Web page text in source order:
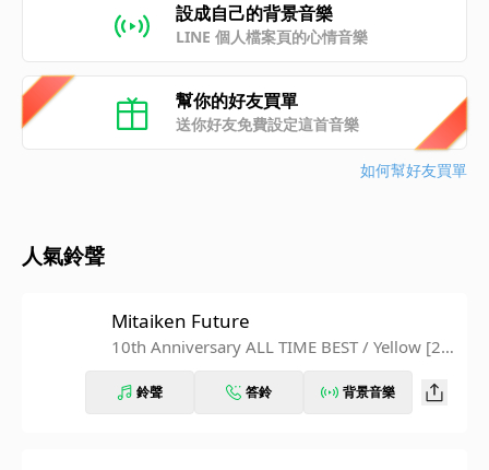
設成自己的背景音樂
LINE 個人檔案頁的心情音樂
幫你的好友買單
送你好友免費設定這首音樂
如何幫好友買單
人氣鈴聲
Mitaiken Future
10th Anniversary ALL TIME BEST / Yellow [20
鈴聲 答鈴 背景音樂